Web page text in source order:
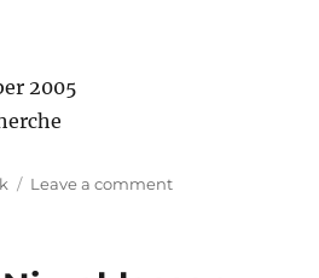
2005
Leave a commenton